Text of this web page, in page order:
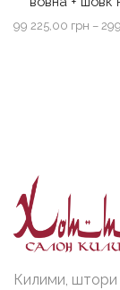
99 225,00 грн –
Килими, штори